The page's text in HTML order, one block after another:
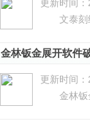
更新时间
文泰刻绘
金林钣金展开软件
更新时间
金林钣金